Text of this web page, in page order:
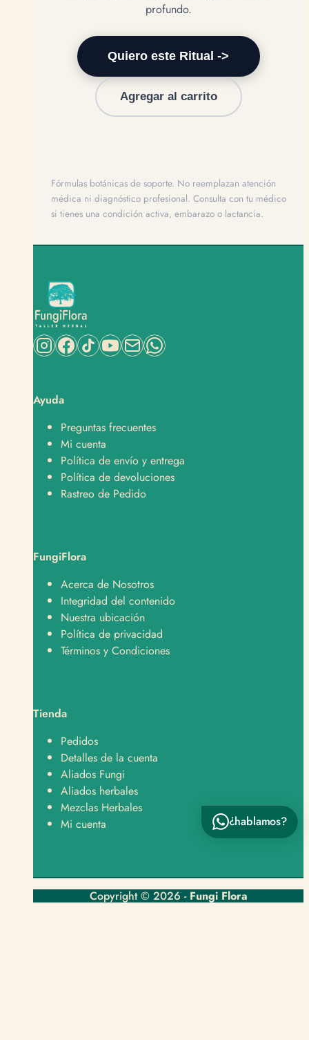
profundo.
Quiero este Ritual ->
Agregar al carrito
Fórmulas botánicas de soporte. No reemplazan atención
médica ni diagnóstico profesional. Consulta con tu médico
si tienes una condición activa, embarazo o lactancia.
Ayuda
Preguntas frecuentes
Mi cuenta
Política de envío y entrega
Política de devoluciones
Rastreo de Pedido
FungiFlora
Acerca de Nosotros
Integridad del contenido
Nuestra ubicación
Política de privacidad
Términos y Condiciones
Tienda
Pedidos
Detalles de la cuenta
Aliados Fungi
Aliados herbales
Mezclas Herbales
Mi cuenta
Copyright © 2026 - Fungi Flora
¿hablamos?
Soporte
¿En qué te podemos ayudar?
Hola, quiero hacer un pedido 🛒
Hola, tengo una consulta sobre un producto 📦
Hola, tengo una pregunta sobre un producto 👋
Enviar por WhatsApp